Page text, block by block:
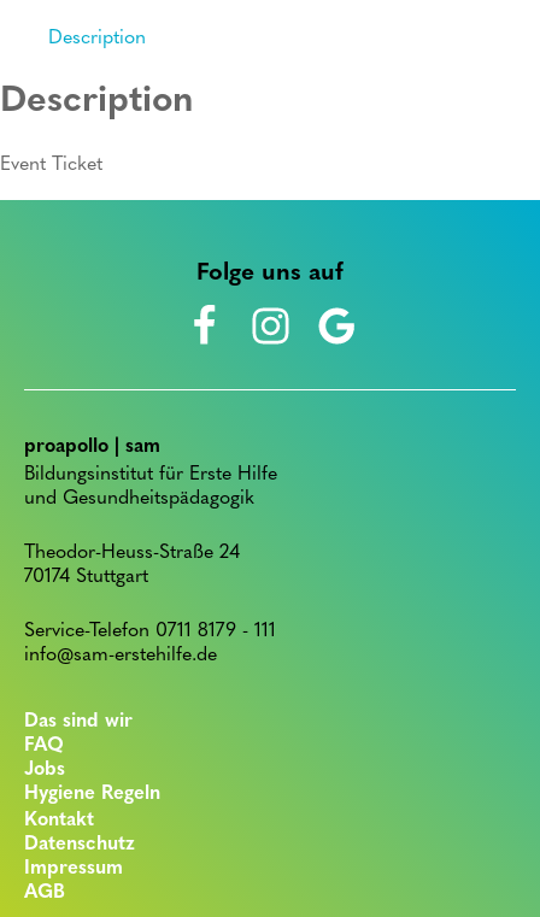
quantityDescription
Description
Event Ticket
Folge uns auf
proapollo | sam
Bildungsinstitut für Erste Hilfe
und Gesundheitspädagogik
Theodor-Heuss-Straße 24
70174 Stuttgart
Service-Telefon 0711 8179 - 111
info@sam-erstehilfe.de
Das sind wir
FAQ
Jobs
Hygiene Regeln
Kontakt
Datenschutz
Impressum
AGB